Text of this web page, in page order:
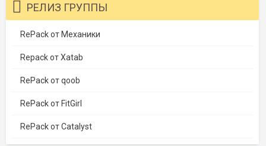
РЕЛИЗ ГРУППЫ
RePack от Механики
Repack от Xatab
RePack от qoob
RePack от FitGirl
RePack от Catalyst